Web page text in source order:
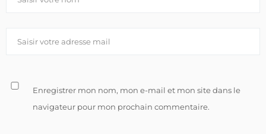
Enregistrer mon nom, mon e-mail et mon site dans le
navigateur pour mon prochain commentaire.